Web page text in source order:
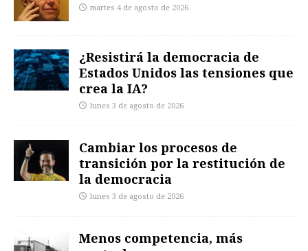
martes 4 de agosto de 2026
¿Resistirá la democracia de
Estados Unidos las tensiones que
crea la IA?
lunes 3 de agosto de 2026
Cambiar los procesos de
transición por la restitución de
la democracia
lunes 3 de agosto de 2026
Menos competencia, más